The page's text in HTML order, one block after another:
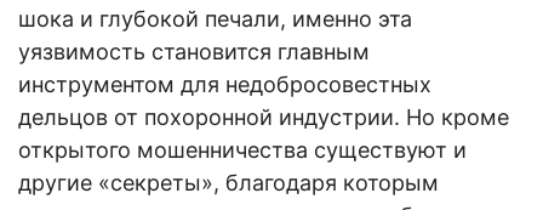
шока и глубокой печали, именно эта
уязвимость становится главным
инструментом для недобросовестных
дельцов от похоронной индустрии. Но кроме
открытого мошенничества существуют и
другие «секреты», благодаря которым